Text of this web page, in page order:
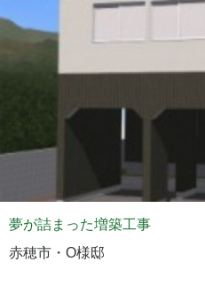
夢が詰まった増築工事
赤穂市・O様邸